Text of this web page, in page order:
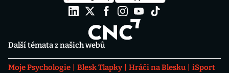
Další témata z našich webů
Moje Psychologie Blesk Tlapky Hráči na Blesku
iSport